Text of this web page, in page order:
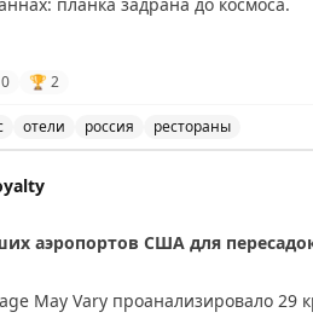
на мне – идеальный халат,
взяла протокол сервиса пять
а это было:
белья
🏆 2
отели россия рестораны
аэропортов США для
May Vary проанализировало